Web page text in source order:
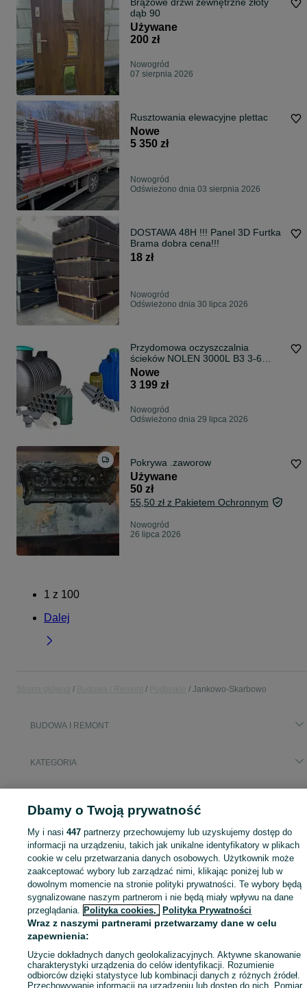
dąb 90
Używane
200 zł
Nowogród
07 sierpnia 2026
Rusztowania elewacyjne plettac
Nowe
5 350 zł
Nowogród
Odświeżono dnia 03 sierpnia 2026
DOSTAWA 48H !!! Panel 3D Furtka
Brama dobra cena!!!
18 zł
Nowogród
Odświeżono dnia 30 lipca 2026
Przydomowa oczyszczalnia
ścieków NOLEN 3000L B3 3-6
dostawa GRATIS
Nowe
3 199 zł
Nowogród
Odświeżono dnia 29 lipca 2026
Pokrywa .zaworow
Używane
50 zł
55,50 zł z Pakietem Ochronnym
Nowogród
26 lipca 2026
1 z 100
Dalej
Jankowo-Skarbowo
BUDOWA I REMONT
KATEGORIA
Mapa kategorii
Mapa miejscowości
Mapa ministron
Popularne wyszukiwania
Dbamy o Twoją prywatność
My i nasi447 partnerzy przechowujemy lub uzyskujemy dostęp do
informacji na urządzeniu, takich jak unikalne identyfikatory w plikach
cookie w celu przetwarzania danych osobowych. Użytkownik może
zaakceptować wybory lub zarządzać nimi, klikając poniżej lub w
dowolnym momencie na stronie polityki prywatności. Te wybory będą
sygnalizowane naszym partnerom i nie będą miały wpływu na dane
przeglądania. Polityka cookies, Polityka Prywatności
Wraz z naszymi partnerami przetwarzamy dane w celu
zapewnienia:
Użycie dokładnych danych geolokalizacyjnych. Aktywne skanowanie
charakterystyki urządzenia do celów identyfikacji. Rozumienie
odbiorców dzięki statystyce lub kombinacji danych z różnych źródeł.
Przechowywanie informacji na urządzeniu lub dostęp do nich. Pomiar